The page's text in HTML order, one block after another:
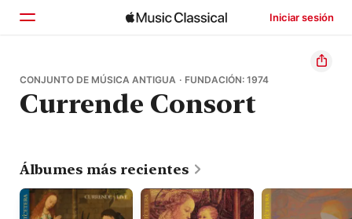
Iniciar sesión
Inicio
Explorar
CONJUNTO DE MÚSICA ANTIGUA · FUNDACIÓN: 1974
Currende Consort
Álbumes más recientes